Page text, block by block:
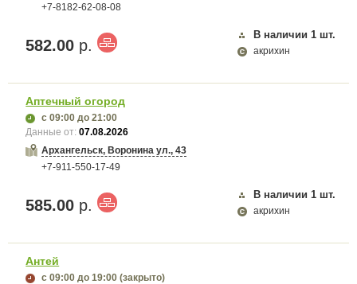
+7-8182-62-08-08
582.00 р.
В наличии 1 шт.
акрихин
Аптечный огород
с 09:00 до 21:00
Данные от:07.08.2026
Архангельск, Воронина ул., 43
+7-911-550-17-49
585.00 р.
В наличии 1 шт.
акрихин
Антей
с 09:00 до 19:00 (закрыто)